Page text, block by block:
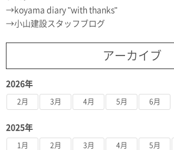
koyama diary "with thanks"
小山建設スタッフブログ
アーカイブ
2026年
2月 3月 4月 5月 6月
2025年
1月 2月 3月 4月 5月